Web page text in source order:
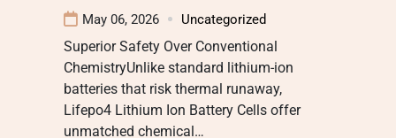
May 06, 2026 Uncategorized
Superior Safety Over Conventional
ChemistryUnlike standard lithium-ion
batteries that risk thermal runaway,
Lifepo4 Lithium Ion Battery Cells offer
unmatched chemical…